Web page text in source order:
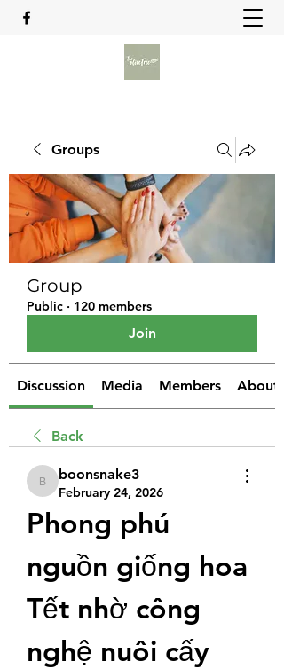
Groups
Group
Public · 120 members
Join
Discussion Media Members About
Back
boonsnake3
boonsnake3
February 24, 2026
Phong phú
nguồn giống hoa
Tết nhờ công
nghệ nuôi cấy